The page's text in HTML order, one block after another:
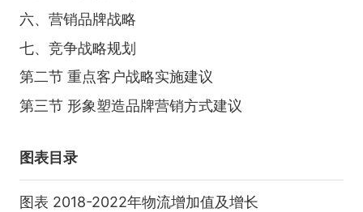
六、营销品牌战略
七、竞争战略规划
第二节 重点客户战略实施建议
第三节 形象塑造品牌营销方式建议
图表目录
图表 2018-2022年物流增加值及增长